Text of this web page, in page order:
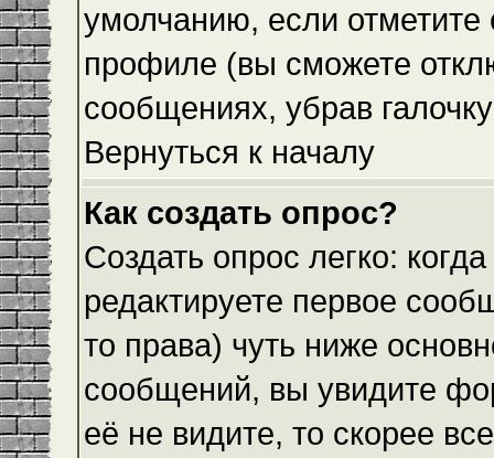
умолчанию, если
профиле (вы сможете
сообщениях, убрав
Вернуться к началу
Как создать опрос?
Создать опрос легко:
редактируете первое
то права) чуть ниже
сообщений, вы увидите
её не видите, то скорее